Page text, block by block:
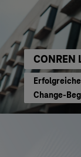
CONREN
Change-